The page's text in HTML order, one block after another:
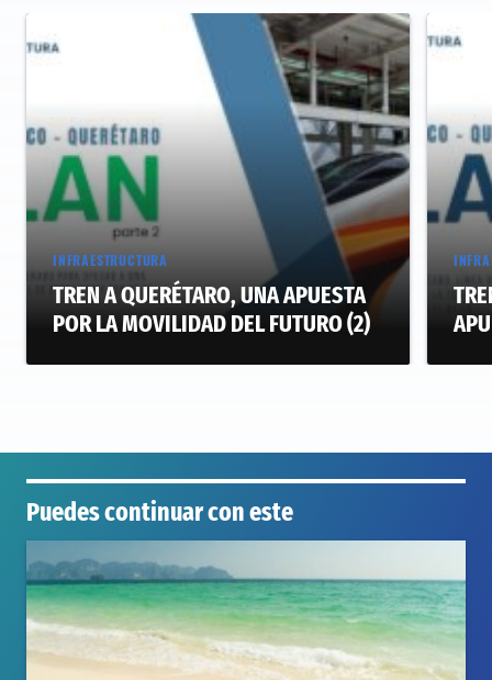
INFRAESTRUCTURA
TREN A QUERÉTARO, UNA APUESTA
POR LA MOVILIDAD DEL FUTURO (2)
Puedes continuar con este